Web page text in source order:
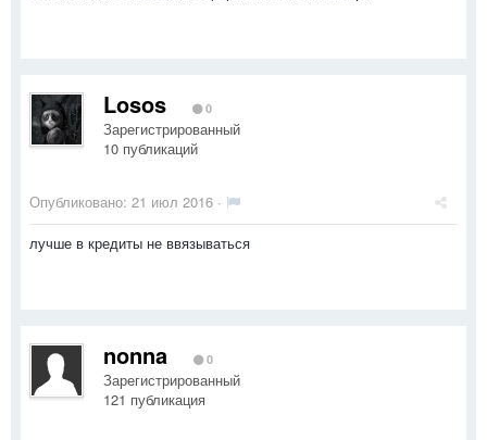
Losos 0
Зарегистрированный
10 публикаций
Опубликовано: 21 июл 2016 ·
лучше в кредиты не ввязываться
nonna 0
Зарегистрированный
121 публикация